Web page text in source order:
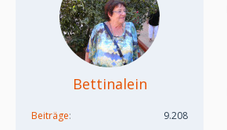
Bettinalein
Beiträge 9.208